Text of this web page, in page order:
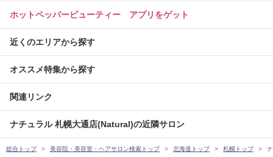
ホットペッパービューティー アプリをゲット
近くのエリアから探す
オススメ特集から探す
関連リンク
ナチュラル 札幌大通店(Natural)の近隣サロン
総合トップ 美容院・美容室・ヘアサロン検索トップ 北海道トップ 札幌トップ